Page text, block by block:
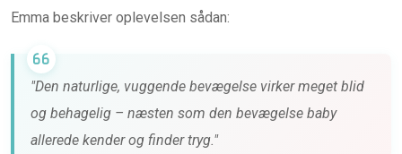
Emma beskriver oplevelsen sådan:
"Den naturlige, vuggende bevægelse virker meget blid
og behagelig – næsten som den bevægelse baby
allerede kender og finder tryg."